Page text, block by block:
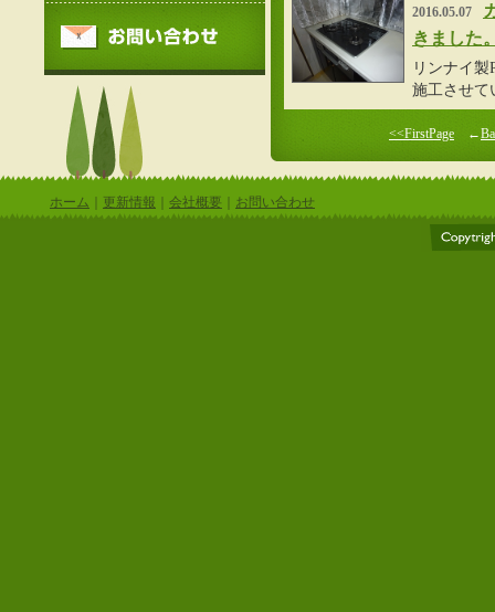
2016.05.07
きました
リンナイ製
施工させて
<<FirstPage ←
ホーム 更新情報 会社概要 お問い合わせ